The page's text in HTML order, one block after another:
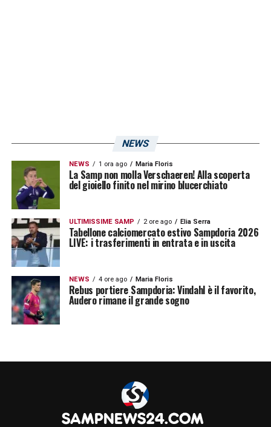
NEWS
NEWS 1 ora ago Maria Floris
La Samp non molla Verschaeren! Alla scoperta
del gioiello finito nel mirino blucerchiato
ULTIMISSIME SAMP 2 ore ago Elia Serra
Tabellone calciomercato estivo Sampdoria 2026
LIVE: i trasferimenti in entrata e in uscita
NEWS 4 ore ago Maria Floris
Rebus portiere Sampdoria: Vindahl è il favorito,
Audero rimane il grande sogno